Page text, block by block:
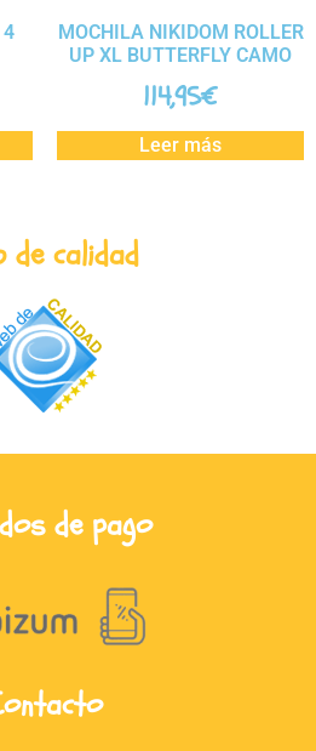
4
MOCHILA NIKIDOM ROLLER
UP XL BUTTERFLY CAMO
114,95€
Leer más
de calidad
de pago